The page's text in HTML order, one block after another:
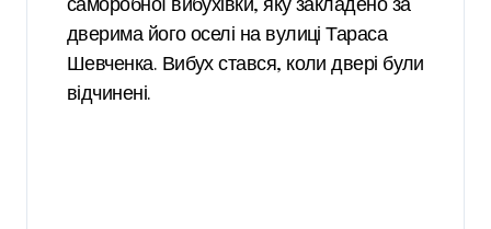
саморобної вибухівки, яку закладено за
дверима його оселі на вулиці Тараса
Шевченка. Вибух стався, коли двері були
відчинені.